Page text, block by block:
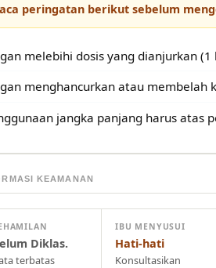
peringatan berikut sebelum
melebihi dosis yang dianjurkan
menghancurkan atau
jangka panjang harus atas
KEAMANAN
Diklas.
terbatas
IBU MENYUSUI
Hati-hati
Konsultasikan